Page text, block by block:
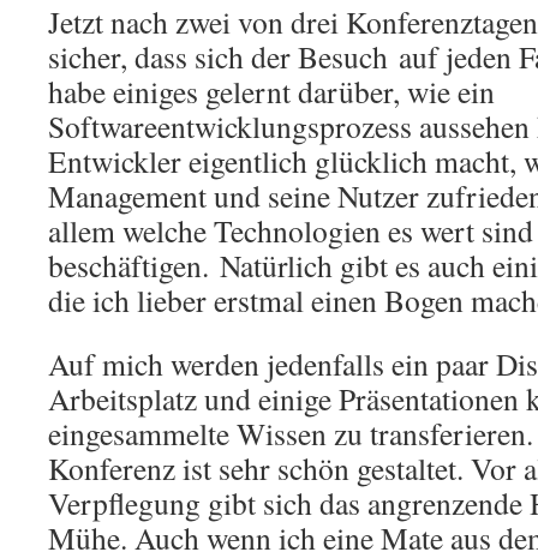
Jetzt nach zwei von drei
sicher, dass sich der Besuch auf jeden
habe einiges gelernt darüber, wie ein
Softwareentwicklungsprozess
Entwickler eigentlich glücklich macht,
Management und seine Nutzer
allem welche Technologien es wert
beschäftigen. Natürlich gibt es auch
die ich lieber erstmal einen Bogen
Auf mich werden jedenfalls ein paar
Arbeitsplatz und einige Präsentationen
eingesammelte Wissen zu
Konferenz ist sehr schön gestaltet. Vor
Verpflegung gibt sich das
Mühe. Auch wenn ich eine Mate aus